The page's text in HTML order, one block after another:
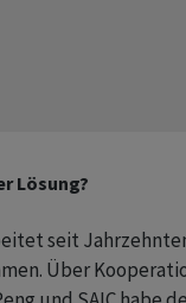
Lösung?
seit
Über